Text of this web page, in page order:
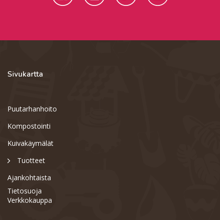
Sivukartta
Puutarhanhoito
Kompostointi
Kuivakäymälät
Tuotteet
Ajankohtaista
Tietosuoja
Verkkokauppa